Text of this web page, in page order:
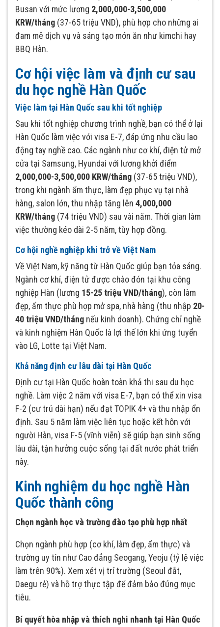
Busan với mức lương 2,000,000-3,500,000
KRW/tháng (37-65 triệu VND), phù hợp cho những ai
đam mê dịch vụ và sáng tạo món ăn như kimchi hay
BBQ Hàn.
Cơ hội việc làm và định cư sau
du học nghề Hàn Quốc
Việc làm tại Hàn Quốc sau khi tốt nghiệp
Sau khi tốt nghiệp chương trình nghề, bạn có thể ở lại
Hàn Quốc làm việc với visa E-7, đáp ứng nhu cầu lao
động tay nghề cao. Các ngành như cơ khí, điện tử mở
cửa tại Samsung, Hyundai với lương khởi điểm
2,000,000-3,500,000 KRW/tháng (37-65 triệu VND),
trong khi ngành ẩm thực, làm đẹp phục vụ tại nhà
hàng, salon lớn, thu nhập tăng lên 4,000,000
KRW/tháng (74 triệu VND) sau vài năm. Thời gian làm
việc thường kéo dài 2-5 năm, tùy hợp đồng.
Cơ hội nghề nghiệp khi trở về Việt Nam
Về Việt Nam, kỹ năng từ Hàn Quốc giúp bạn tỏa sáng.
Ngành cơ khí, điện tử được chào đón tại khu công
nghiệp Hàn (lương 15-25 triệu VND/tháng), còn làm
đẹp, ẩm thực phù hợp mở spa, nhà hàng (thu nhập 20-
40 triệu VND/tháng nếu kinh doanh). Chứng chỉ nghề
và kinh nghiệm Hàn Quốc là lợi thế lớn khi ứng tuyển
vào LG, Lotte tại Việt Nam.
Khả năng định cư lâu dài tại Hàn Quốc
Định cư tại Hàn Quốc hoàn toàn khả thi sau du học
nghề. Làm việc 2 năm với visa E-7, bạn có thể xin visa
F-2 (cư trú dài hạn) nếu đạt TOPIK 4+ và thu nhập ổn
định. Sau 5 năm làm việc liên tục hoặc kết hôn với
người Hàn, visa F-5 (vĩnh viễn) sẽ giúp bạn sinh sống
lâu dài, tận hưởng cuộc sống tại đất nước phát triển
này.
Kinh nghiệm du học nghề Hàn
Quốc thành công
Chọn ngành học và trường đào tạo phù hợp nhất
Chọn ngành phù hợp (cơ khí, làm đẹp, ẩm thực) và
trường uy tín như Cao đẳng Seogang, Yeoju (tỷ lệ việc
làm trên 90%). Xem xét vị trí trường (Seoul đắt,
Daegu rẻ) và hỗ trợ thực tập để đảm bảo đúng mục
tiêu.
Bí quyết hòa nhập và thích nghi nhanh tại Hàn Quốc